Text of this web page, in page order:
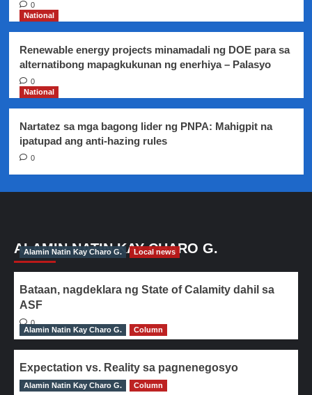
0
National
Renewable energy projects minamadali ng DOE para sa
alternatibong mapagkukunan ng enerhiya – Palasyo
0
National
Nartatez sa mga bagong lider ng PNPA: Mahigpit na
ipatupad ang anti-hazing rules
0
ALAMIN NATIN KAY CHARO G.
Alamin Natin Kay Charo G. Local news
Bataan, nagdeklara ng State of Calamity dahil sa
ASF
0
Alamin Natin Kay Charo G.
Column
Expectation vs. Reality sa pagnenegosyo
0
Alamin Natin Kay Charo G. Column